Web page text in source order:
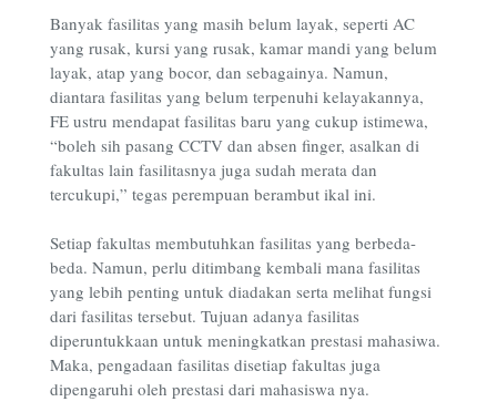
Banyak fasilitas yang masih belum layak, seperti AC
yang rusak, kursi yang rusak, kamar mandi yang belum
layak, atap yang bocor, dan sebagainya. Namun,
diantara fasilitas yang belum terpenuhi kelayakannya,
FE ustru mendapat fasilitas baru yang cukup istimewa,
“boleh sih pasang CCTV dan absen finger, asalkan di
fakultas lain fasilitasnya juga sudah merata dan
tercukupi,” tegas perempuan berambut ikal ini.
Setiap fakultas membutuhkan fasilitas yang berbeda-
beda. Namun, perlu ditimbang kembali mana fasilitas
yang lebih penting untuk diadakan serta melihat fungsi
dari fasilitas tersebut. Tujuan adanya fasilitas
diperuntukkaan untuk meningkatkan prestasi mahasiwa.
Maka, pengadaan fasilitas disetiap fakultas juga
dipengaruhi oleh prestasi dari mahasiswa nya.